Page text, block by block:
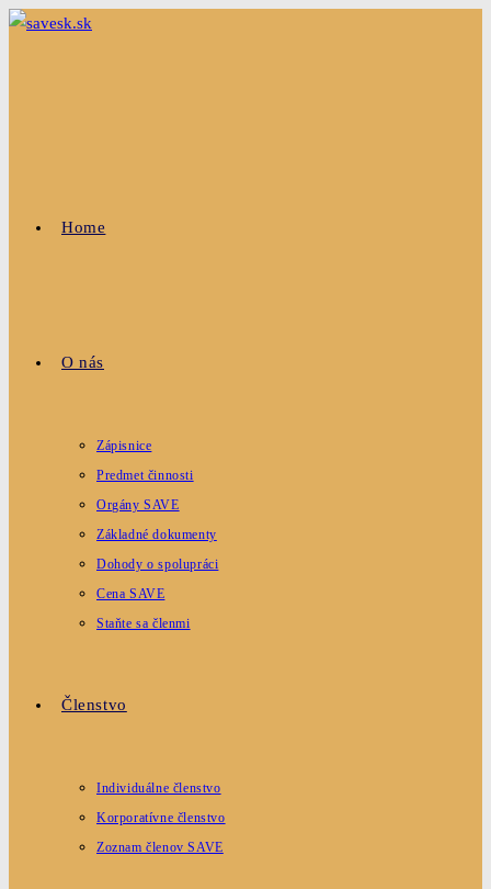
Home
O nás
Zápisnice
Predmet činnosti
Orgány SAVE
Základné dokumenty
Dohody o spolupráci
Cena SAVE
Staňte sa členmi
Členstvo
Individuálne členstvo
Korporatívne členstvo
Zoznam členov SAVE